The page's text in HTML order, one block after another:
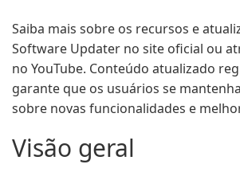
Saiba mais sobre os recursos e
Software Updater no site oficial ou
no YouTube. Conteúdo atualizado
garante que os usuários se
sobre novas funcionalidades e
Visão geral